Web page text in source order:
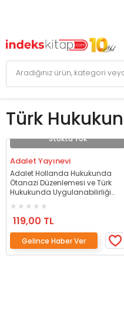
Türk
Stokta Yok
Adalet Yayınevi
Adalet Hollanda Hukukunda
Ötanazi Düzenlemesi ve Türk
Hukukunda Uygulanabilirliği
Yayınevi
119,00 TL
Gelince Haber Ver